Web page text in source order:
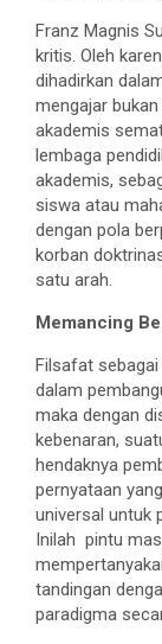
Franz Magnis
kritis. Oleh
dihadirkan
mengajar
akademis
lembaga
akademis,
siswa atau
dengan pola
korban
satu arah.
Memancing
Filsafat
dalam
maka dengan
kebenaran,
hendaknya
pernyataan
universal untuk
Inilah pintu
tandingan
paradigma